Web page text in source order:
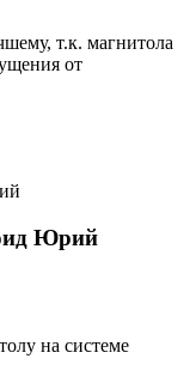
т.к. магнитола
от
Юрий
на системе